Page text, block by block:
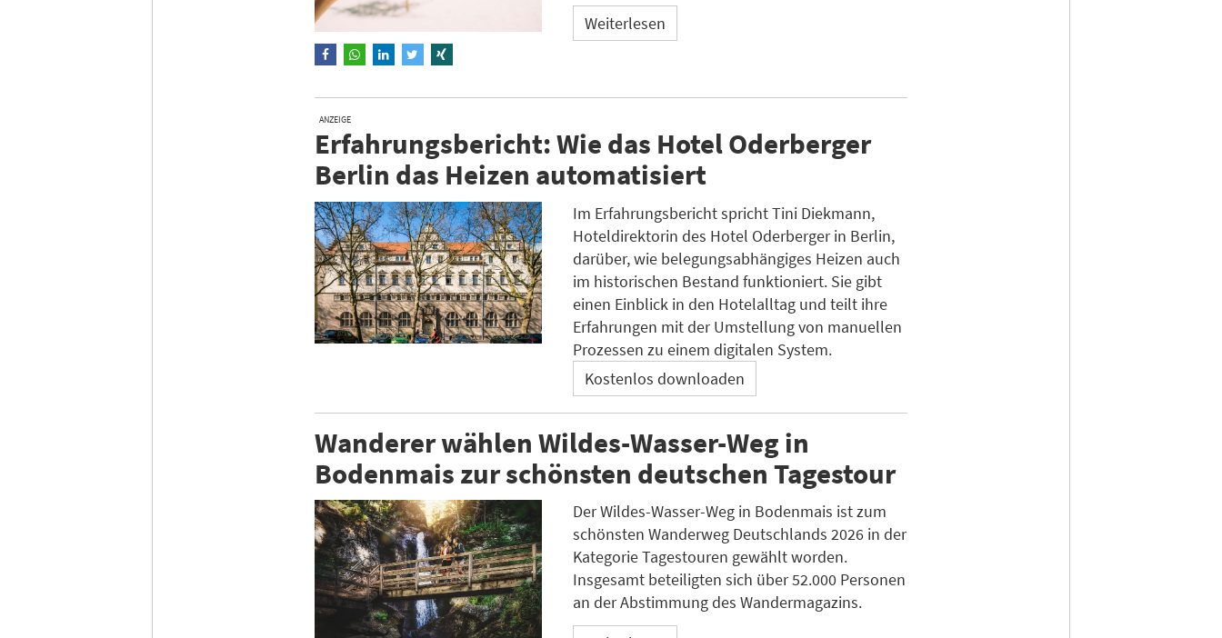
Weiterlesen
ANZEIGE
Erfahrungsbericht: Wie das Hotel Oderberger
Berlin das Heizen automatisiert
Im Erfahrungsbericht spricht Tini Diekmann,
Hoteldirektorin des Hotel Oderberger in Berlin,
darüber, wie belegungsabhängiges Heizen auch
im historischen Bestand funktioniert. Sie gibt
einen Einblick in den Hotelalltag und teilt ihre
Erfahrungen mit der Umstellung von manuellen
Prozessen zu einem digitalen System.
Kostenlos downloaden
Wanderer wählen Wildes-Wasser-Weg in
Bodenmais zur schönsten deutschen Tagestour
Der Wildes-Wasser-Weg in Bodenmais ist zum
schönsten Wanderweg Deutschlands 2026 in der
Kategorie Tagestouren gewählt worden.
Insgesamt beteiligten sich über 52.000 Personen
an der Abstimmung des Wandermagazins.